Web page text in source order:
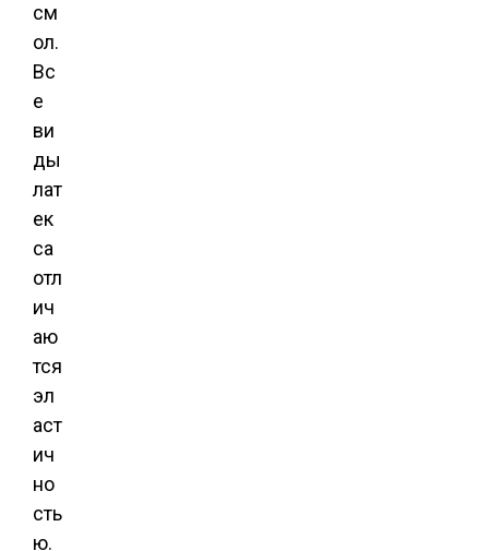
см
ол.
Вс
е
ви
ды
лат
ек
са
отл
ич
аю
тся
эл
аст
ич
но
сть
ю.